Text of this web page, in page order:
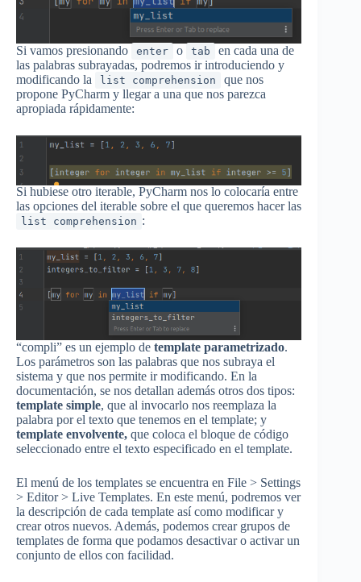
Si vamos presionando enter o tab
en cada una de
las palabras subrayadas, podremos ir introduciendo y
modificando la
list comprehension
que nos
propone PyCharm y llegar a una que nos parezca
apropiada rápidamente:
Si hubiese otro iterable, PyCharm nos lo colocaría entre
las opciones del iterable sobre el que queremos hacer las
list comprehension :
“compli” es un ejemplo de template parametrizado.
Los parámetros son las palabras que nos subraya el
sistema y que nos permite ir modificando. En la
documentación, se nos detallan además otros dos tipos:
template simple, que al invocarlo nos reemplaza la
palabra por el texto que tenemos en el template; y
template envolvente, que coloca el bloque de código
seleccionado entre el texto especificado en el template.
El menú de los templates se encuentra en File > Settings
> Editor > Live Templates. En este menú, podremos ver
la descripción de cada template así como modificar y
crear otros nuevos. Además, podemos crear grupos de
templates de forma que podamos desactivar o activar un
conjunto de ellos con facilidad.